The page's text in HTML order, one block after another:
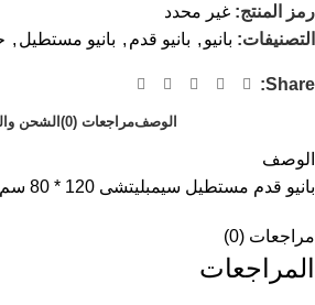
رمز المنتج: غير محدد
التصنيفات: بانيو , بانيو قدم , بانيو مستطيل ,
Share:
الوصفمراجعات (0) الشحن
الوصف
بانيو قدم مستطيل سيمبليتشى 120 * 80 سم سانى بيور
مراجعات (0)
المراجعات